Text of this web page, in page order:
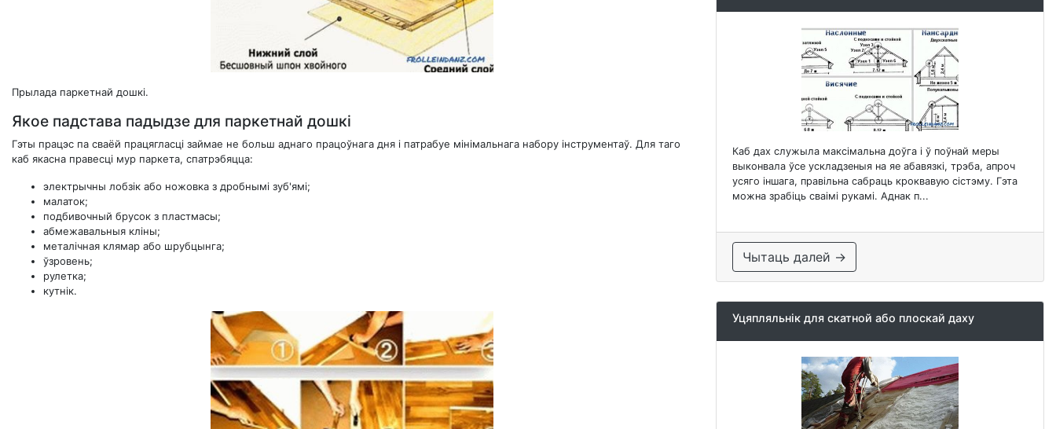
Прылада паркетнай дошкі.
Якое падстава падыдзе для паркетнай дошкі
Гэты працэс па сваёй працягласці займае не больш аднаго працоўнага дня і патрабуе мінімальнага набору інструментаў. Для таго
каб якасна правесці мур паркета, спатрэбяцца:
электрычны лобзік або ножовка з дробнымі зуб'ямі;
малаток;
подбивочный брусок з пластмасы;
абмежавальныя кліны;
металічная клямар або шрубцынга;
ўзровень;
рулетка;
кутнік.
Каб дах служыла максімальна доўга і ў поўнай меры
выконвала ўсе ускладзеныя на яе абавязкі, трэба, апроч
усяго іншага, правільна сабраць кроквавую сістэму. Гэта
можна зрабіць сваімі рукамі. Аднак п...
Чытаць далей →
Уцяпляльнік для скатной або плоскай даху